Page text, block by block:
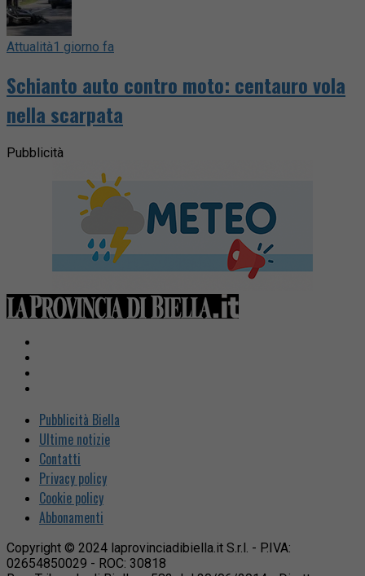
Attualità1 giorno fa
Schianto auto contro moto: centauro vola
nella scarpata
Pubblicità
Pubblicità Biella
Ultime notizie
Contatti
Privacy policy
Cookie policy
Abbonamenti
Copyright © 2024 laprovinciadibiella.it S.r.l. - P.IVA:
02654850029 - ROC: 30818